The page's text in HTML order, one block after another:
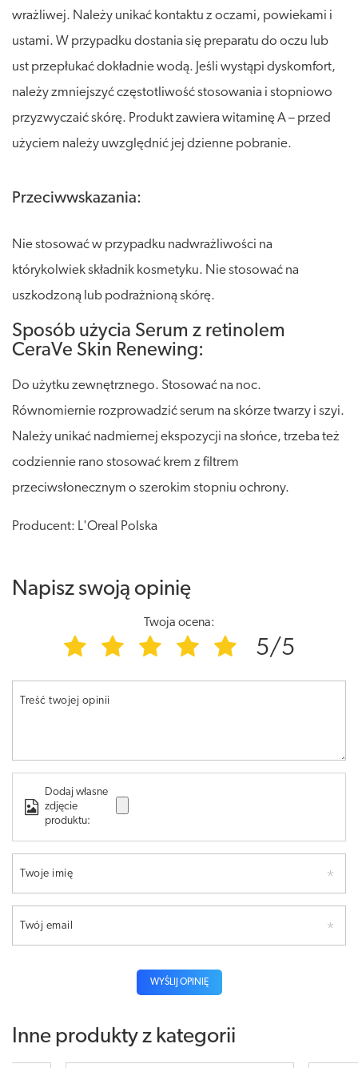
wrażliwej. Należy unikać kontaktu z oczami, powiekami i
ustami. W przypadku dostania się preparatu do oczu lub
ust przepłukać dokładnie wodą. Jeśli wystąpi dyskomfort,
należy zmniejszyć częstotliwość stosowania i stopniowo
przyzwyczaić skórę. Produkt zawiera witaminę A – przed
użyciem należy uwzględnić jej dzienne pobranie.
Przeciwwskazania:
Nie stosować w przypadku nadwrażliwości na
którykolwiek składnik kosmetyku. Nie stosować na
uszkodzoną lub podrażnioną skórę.
Sposób użycia Serum z retinolem
CeraVe Skin Renewing:
Do użytku zewnętrznego. Stosować na noc.
Równomiernie rozprowadzić serum na skórze twarzy i szyi.
Należy unikać nadmiernej ekspozycji na słońce, trzeba też
codziennie rano stosować krem z filtrem
przeciwsłonecznym o szerokim stopniu ochrony.
Producent: L'Oreal Polska
Napisz swoją opinię
Twoja ocena:
5/5
Treść twojej opinii
Dodaj własne
zdjęcie
produktu:
Twoje imię
Twój email
WYŚLIJ OPINIĘ
Inne produkty z kategorii